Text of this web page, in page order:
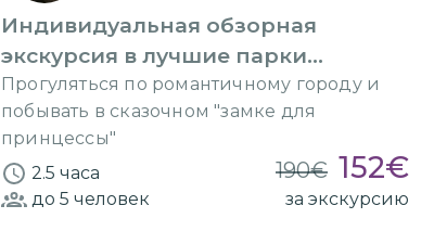
Индивидуальная обзорная
экскурсия в лучшие парки
Таллина
Прогуляться по романтичному городу и
побывать в сказочном "замке для
принцессы"
2.5 часа
190€ 152€
до 5 человек за экскурсию